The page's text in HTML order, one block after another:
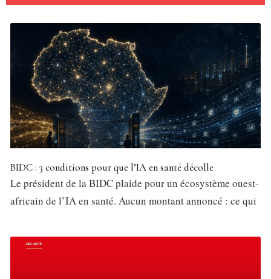
BIDC : 3 conditions pour que l’IA en santé décolle
Le président de la BIDC plaide pour un écosystème ouest-
africain de l’IA en santé. Aucun montant annoncé : ce qui